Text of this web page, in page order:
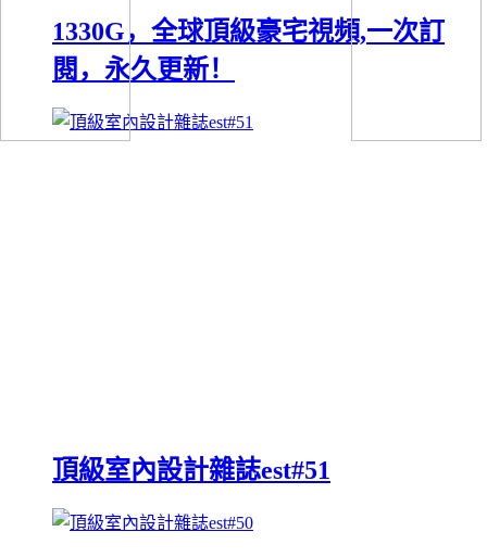
1330G，全球頂級豪宅視頻,一次訂
閱，永久更新！
頂級室內設計雜誌est#51